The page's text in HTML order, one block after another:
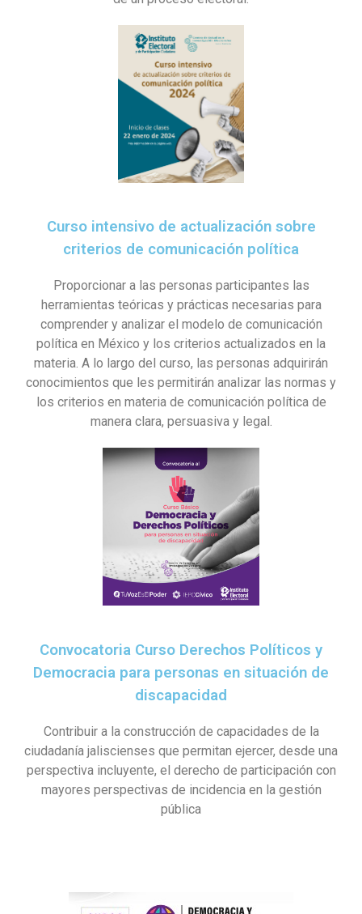
Curso intensivo de actualización sobre
criterios de comunicación política
Proporcionar a las personas participantes las
herramientas teóricas y prácticas necesarias para
comprender y analizar el modelo de comunicación
política en México y los criterios actualizados en la
materia. A lo largo del curso, las personas adquirirán
conocimientos que les permitirán analizar las normas y
los criterios en materia de comunicación política de
manera clara, persuasiva y legal.
Convocatoria Curso Derechos Políticos y
Democracia para personas en situación de
discapacidad
Contribuir a la construcción de capacidades de la
ciudadanía jaliscienses que permitan ejercer, desde una
perspectiva incluyente, el derecho de participación con
mayores perspectivas de incidencia en la gestión
pública